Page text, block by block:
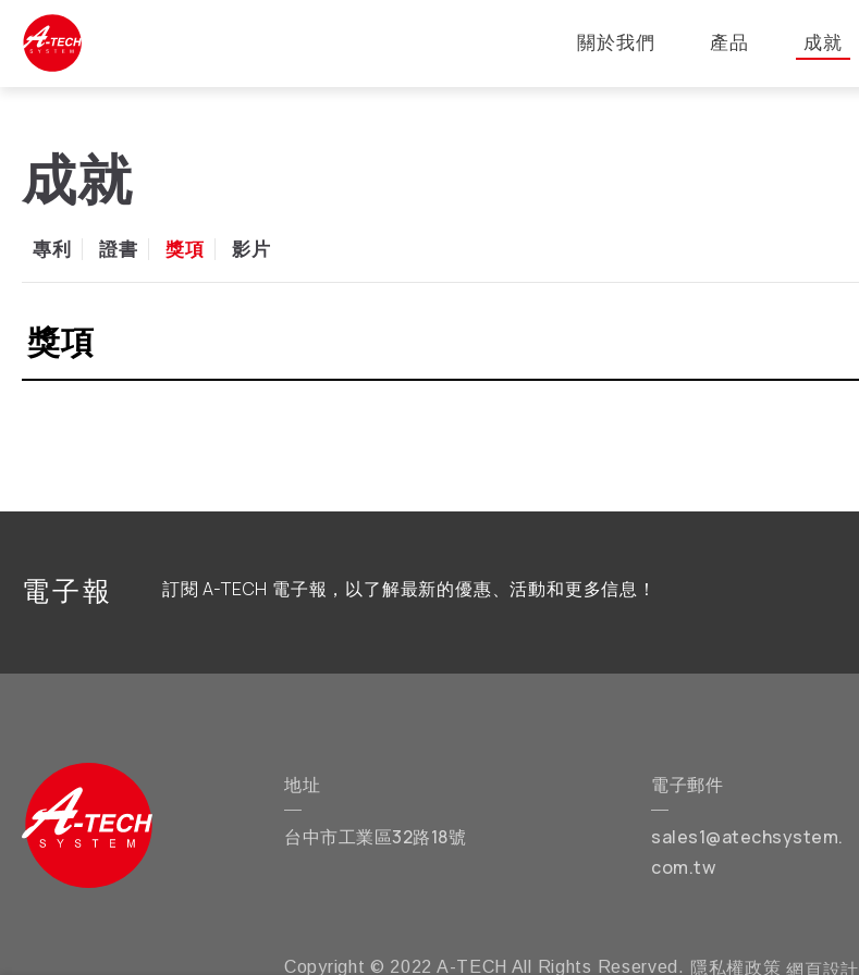
關於我們 產品 成就
成就
專利 證書 獎項 影片
獎項
電子報 訂閱 A-TECH 電子報，以了解最新的優惠、活動和更多信息！
地址
台中市工業區32路18號
電子郵件
sales1@atechsystem.
com.tw
Copyright © 2022 A-TECH All Rights Reserved. 隱私權政策 網頁設計